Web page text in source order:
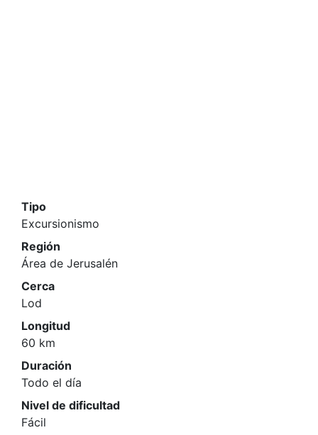
Tipo
Excursionismo
Región
Área de Jerusalén
Cerca
Lod
Longitud
60 km
Duración
Todo el día
Nivel de dificultad
Fácil